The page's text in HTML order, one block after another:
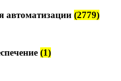
автоматизации (2779)
(1)